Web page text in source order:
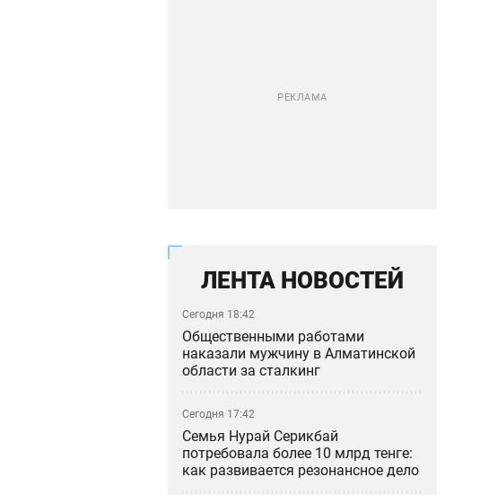
ЛЕНТА НОВОСТЕЙ
Сегодня 18:42
Общественными работами
наказали мужчину в Алматинской
области за сталкинг
Сегодня 17:42
Семья Нурай Серикбай
потребовала более 10 млрд тенге:
как развивается резонансное дело